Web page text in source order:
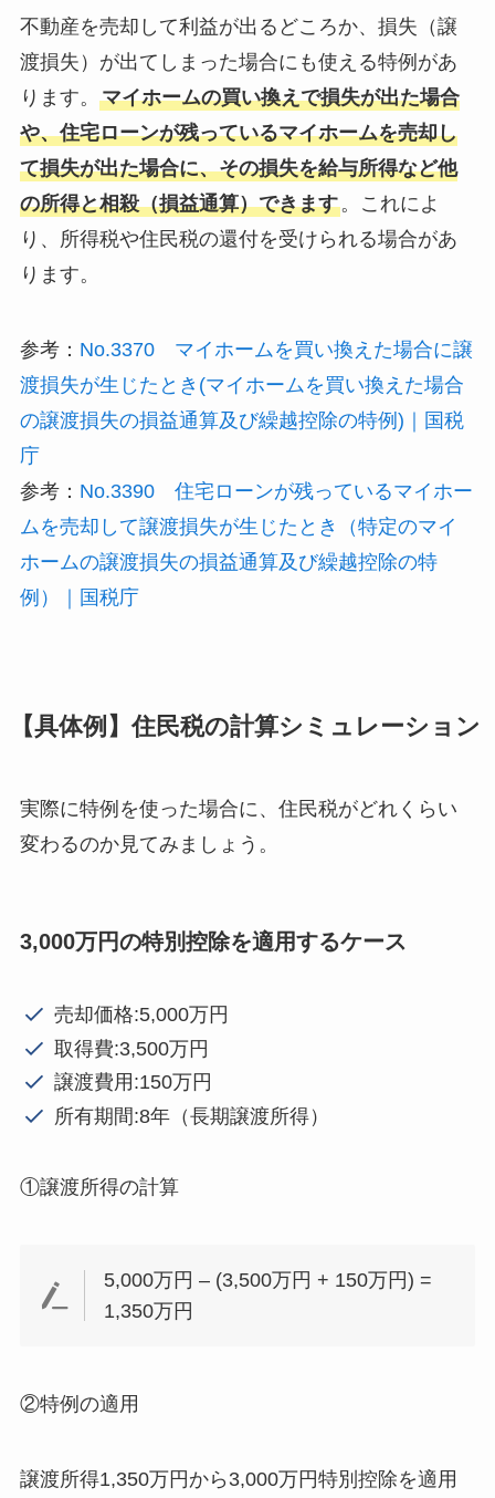
不動産を売却して利益が出るどころか、損失（譲
渡損失）が出てしまった場合にも使える特例があ
ります。 マイホームの買い換えで損失が出た場合
や、住宅ローンが残っているマイホームを売却し
て損失が出た場合に、その損失を給与所得など他
の所得と相殺（損益通算）できます。これによ
り、所得税や住民税の還付を受けられる場合があ
ります。
参考： No.3370 マイホームを買い換えた場合に譲
渡損失が生じたとき(マイホームを買い換えた場合
の譲渡損失の損益通算及び繰越控除の特例)｜国税
庁
参考： No.3390 住宅ローンが残っているマイホー
ムを売却して譲渡損失が生じたとき（特定のマイ
ホームの譲渡損失の損益通算及び繰越控除の特
例）｜国税庁
【具体例】住民税の計算シミュレーション
実際に特例を使った場合に、住民税がどれくらい
変わるのか見てみましょう。
3,000万円の特別控除を適用するケース
売却価格:5,000万円
取得費:3,500万円
譲渡費用:150万円
所有期間:8年（長期譲渡所得）
①譲渡所得の計算
5,000万円 – (3,500万円 + 150万円) =
1,350万円
②特例の適用
譲渡所得1,350万円から3,000万円特別控除を適用